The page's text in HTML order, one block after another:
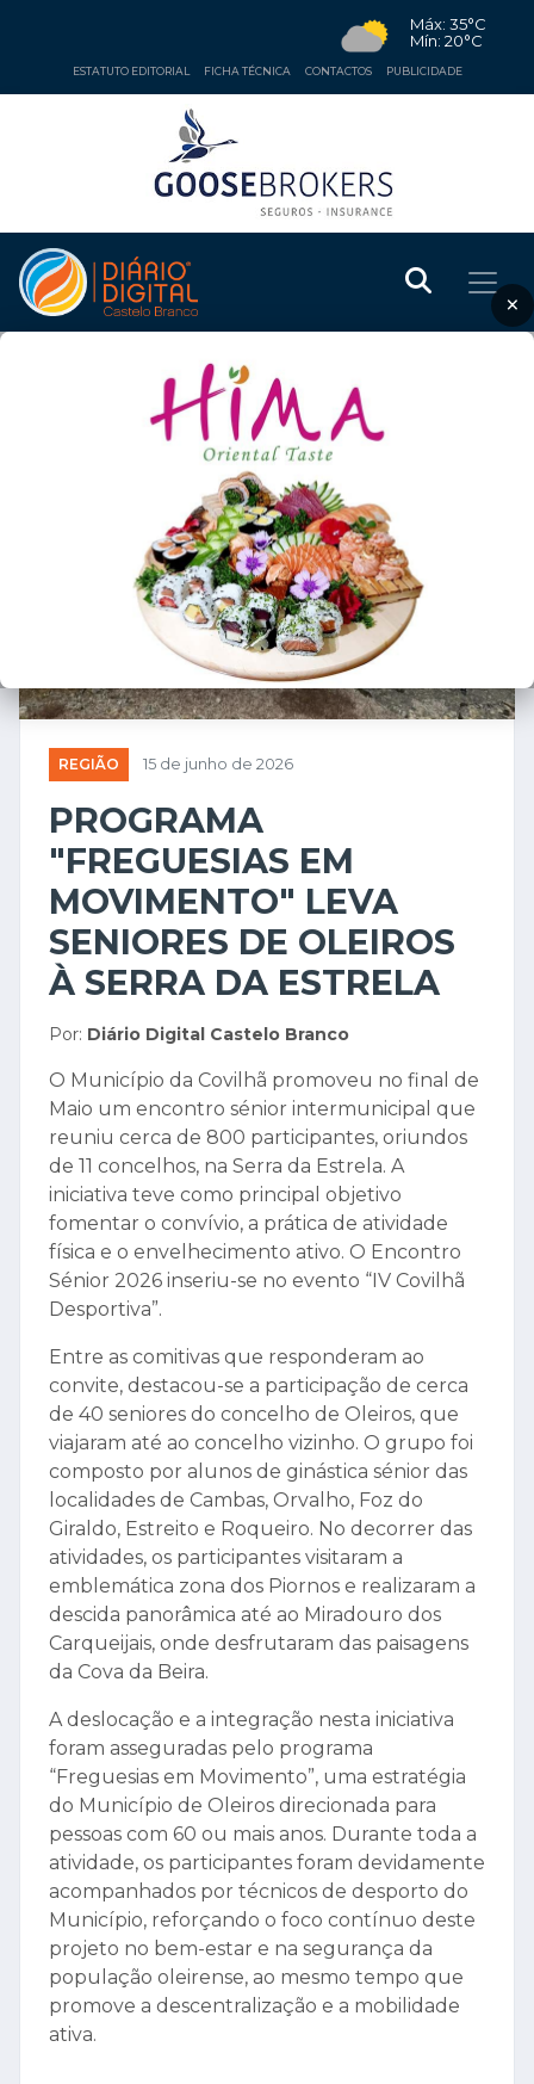
Máx: 35°C
Mín: 20°C
ESTATUTO EDITORIAL FICHA TÉCNICA CONTACTOS PUBLICIDADE
×
REGIÃO 15 de junho de 2026
PROGRAMA
"FREGUESIAS EM
MOVIMENTO" LEVA
SENIORES DE OLEIROS
À SERRA DA ESTRELA
Por: Diário Digital Castelo Branco
O Município da Covilhã promoveu no final de
Maio um encontro sénior intermunicipal que
reuniu cerca de 800 participantes, oriundos
de 11 concelhos, na Serra da Estrela. A
iniciativa teve como principal objetivo
fomentar o convívio, a prática de atividade
física e o envelhecimento ativo. O Encontro
Sénior 2026 inseriu-se no evento “IV Covilhã
Desportiva”.
Entre as comitivas que responderam ao
convite, destacou-se a participação de cerca
de 40 seniores do concelho de Oleiros, que
viajaram até ao concelho vizinho. O grupo foi
composto por alunos de ginástica sénior das
localidades de Cambas, Orvalho, Foz do
Giraldo, Estreito e Roqueiro. No decorrer das
atividades, os participantes visitaram a
emblemática zona dos Piornos e realizaram a
descida panorâmica até ao Miradouro dos
Carqueijais, onde desfrutaram das paisagens
da Cova da Beira.
A deslocação e a integração nesta iniciativa
foram asseguradas pelo programa
“Freguesias em Movimento”, uma estratégia
do Município de Oleiros direcionada para
pessoas com 60 ou mais anos. Durante toda a
atividade, os participantes foram devidamente
acompanhados por técnicos de desporto do
Município, reforçando o foco contínuo deste
projeto no bem-estar e na segurança da
população oleirense, ao mesmo tempo que
promove a descentralização e a mobilidade
ativa.